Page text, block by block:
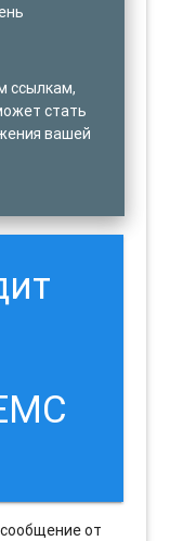
ссылкам,
стать
вашей
от